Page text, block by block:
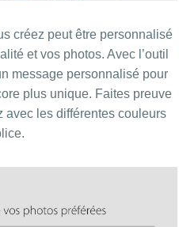
créez peut être personnalisé
et vos photos. Avec l’outil
message personnalisé pour
plus unique. Faites preuve
avec les différentes couleurs